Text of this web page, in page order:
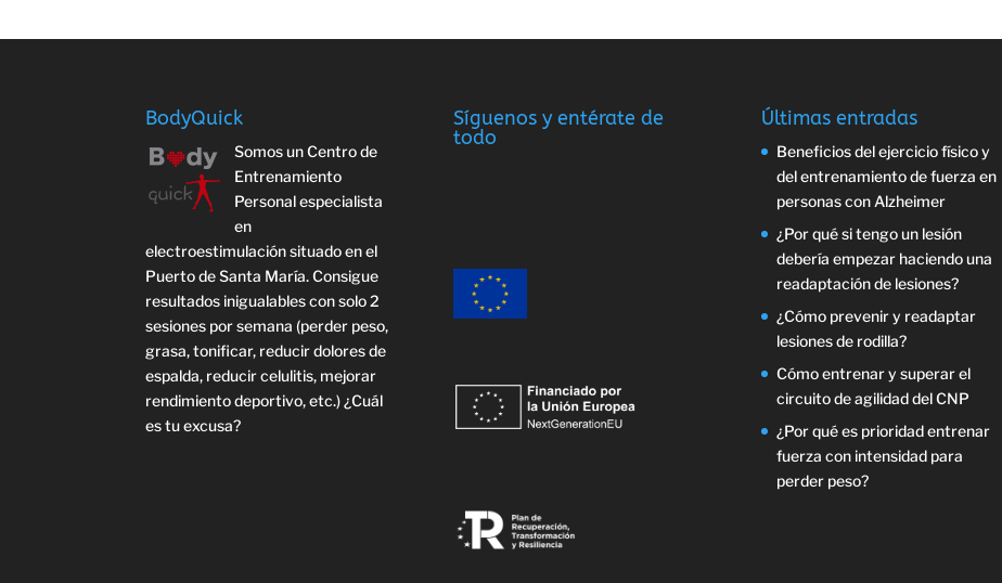
BodyQuick
Somos un Centro de
Entrenamiento
Personal especialista
en
electroestimulación situado en el
Puerto de Santa María. Consigue
resultados inigualables con solo 2
sesiones por semana (perder peso,
grasa, tonificar, reducir dolores de
espalda, reducir celulitis, mejorar
rendimiento deportivo, etc.) ¿Cuál
es tu excusa?
Síguenos y entérate de
todo
Últimas entradas
Beneficios del ejercicio físico y
del entrenamiento de fuerza en
personas con Alzheimer
¿Por qué si tengo un lesión
debería empezar haciendo una
readaptación de lesiones?
¿Cómo prevenir y readaptar
lesiones de rodilla?
Cómo entrenar y superar el
circuito de agilidad del CNP
¿Por qué es prioridad entrenar
fuerza con intensidad para
perder peso?